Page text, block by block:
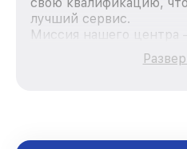
свою квалификацию,
лучший сервис.
Миссия нашего центра
качественный и
каждого пользователя